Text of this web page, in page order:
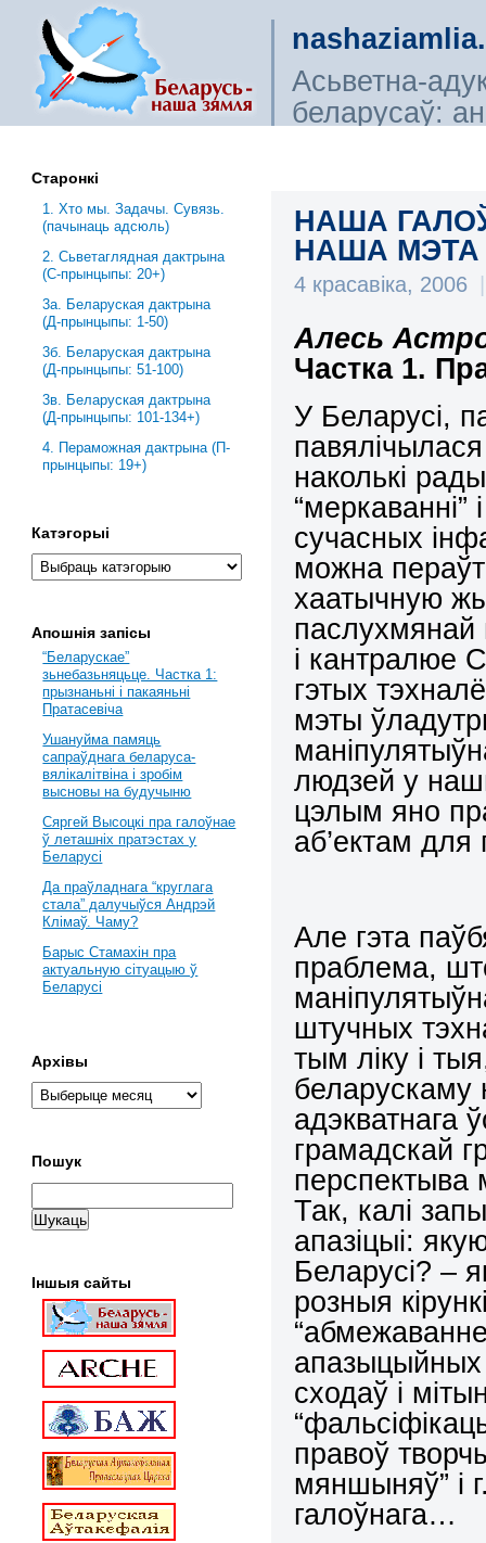
Асьветна-
беларусаў:
НАША
НАША МЭТА
4 красавіка, 2006 |
Алесь
Частка 1.
У Беларусі,
наколькі
сучасных
можна
хаатычную
і кантралюе
гэтых
мэты
людзей у
цэлым яно
аб’ектам
Але гэта
праблема,
штучных
тым ліку і
беларускаму
адэкватнага
грамадскай
перспектыва
Так, калі
апазіцыі:
Беларусі? –
розныя
апазыцыйных
сходаў і
правоў
мяншыняў” і
галоўнага…
Старонкі
1. Хто мы. Задачы. Сувязь.
(пачынаць адсюль)
2. Сьветаглядная дактрына
(С-прынцыпы: 20+)
3a. Беларуская дактрына
(Д-прынцыпы: 1-50)
3б. Беларуская дактрына
(Д-прынцыпы: 51-100)
3в. Беларуская дактрына
(Д-прынцыпы: 101-134+)
4. Пераможная дактрына (П-
прынцыпы: 19+)
Катэгорыі
Апошнія запісы
“Беларускае”
зьнебазьняцьце. Частка 1:
прызнаньні і пакаяньні
Пратасевіча
Ушануйма памяць
сапраўднага беларуса-
вялікалітвіна і зробім
высновы на будучыню
Сяргей Высоцкі пра галоўнае
ў леташніх пратэстах у
Беларусі
Да праўладнага “круглага
стала” далучыўся Андрэй
Клімаў. Чаму?
Барыс Стамахін пра
актуальную сітуацыю ў
Беларусі
Архівы
Пошук
Іншыя сайты